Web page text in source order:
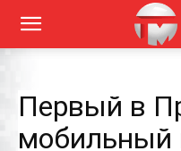
Первый в
мобильный